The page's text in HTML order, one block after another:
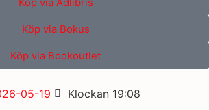
Köp via Bokus
Köp via Bookoutlet
05-19 Klockan 19:08